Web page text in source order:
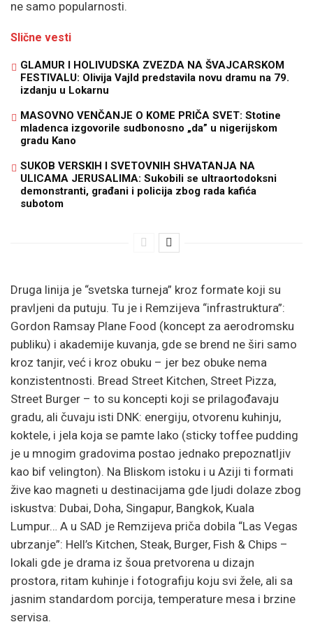
ne samo popularnosti.
Slične vesti
GLAMUR I HOLIVUDSKA ZVEZDA NA ŠVAJCARSKOM
FESTIVALU: Olivija Vajld predstavila novu dramu na 79.
izdanju u Lokarnu
MASOVNO VENČANJE O KOME PRIČA SVET: Stotine
mladenca izgovorile sudbonosno „da” u nigerijskom
gradu Kano
SUKOB VERSKIH I SVETOVNIH SHVATANJA NA
ULICAMA JERUSALIMA: Sukobili se ultraortodoksni
demonstranti, građani i policija zbog rada kafića
subotom
Druga linija je “svetska turneja” kroz formate koji su
pravljeni da putuju. Tu je i Remzijeva “infrastruktura”:
Gordon Ramsay Plane Food (koncept za aerodromsku
publiku) i akademije kuvanja, gde se brend ne širi samo
kroz tanjir, već i kroz obuku – jer bez obuke nema
konzistentnosti. Bread Street Kitchen, Street Pizza,
Street Burger – to su koncepti koji se prilagođavaju
gradu, ali čuvaju isti DNK: energiju, otvorenu kuhinju,
koktele, i jela koja se pamte lako (sticky toffee pudding
je u mnogim gradovima postao jednako prepoznatljiv
kao bif velington). Na Bliskom istoku i u Aziji ti formati
žive kao magneti u destinacijama gde ljudi dolaze zbog
iskustva: Dubai, Doha, Singapur, Bangkok, Kuala
Lumpur… A u SAD je Remzijeva priča dobila “Las Vegas
ubrzanje”: Hell’s Kitchen, Steak, Burger, Fish & Chips –
lokali gde je drama iz šoua pretvorena u dizajn
prostora, ritam kuhinje i fotografiju koju svi žele, ali sa
jasnim standardom porcija, temperature mesa i brzine
servisa.